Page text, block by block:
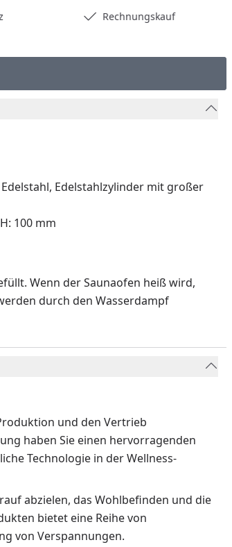
Rechnungskauf
Edelstahlzylinder mit großer
100 mm
Wenn der Saunaofen heiß wird,
durch den Wasserdampf
und den Vertrieb
haben Sie einen hervorragenden
Technologie in der Wellness-
abzielen, das Wohlbefinden und die
bietet eine Reihe von
von Verspannungen.